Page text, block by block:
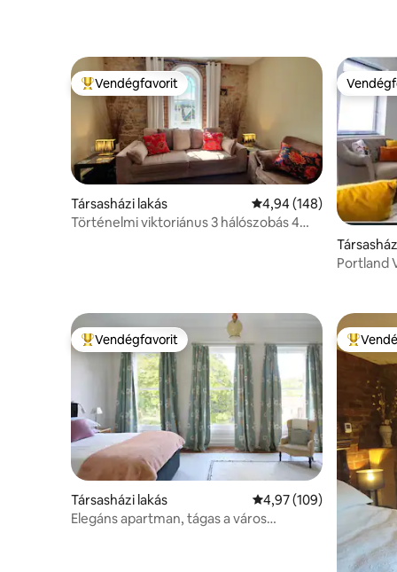
Kiemelt vendégfavorit
Vendégfavorit
Társasházi lakás Átlagos értékelés: 5/
4,94 (148)
Történelmi viktoriánus 3 hálószobás 4
Portland
Kiemelt vendégfavorit
Vendégfavorit
Társasházi lakás Átlagos értékelés: 5/
4,97 (109)
Elegáns apartman, tágas a város
Kiemelt